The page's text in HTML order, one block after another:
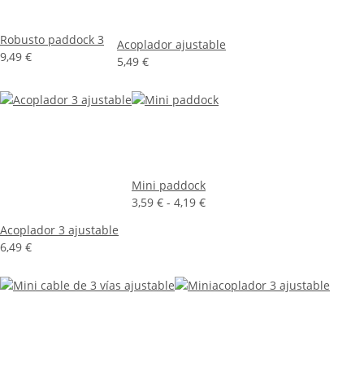
Robusto paddock 3
9,49 €
Acoplador ajustable
5,49 €
Acoplador 3 ajustable
6,49 €
Mini paddock
3,59 € - 4,19 €